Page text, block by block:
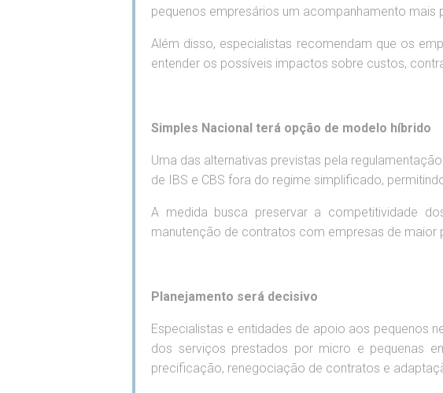
pequenos empresários um acompanhamento
Além disso, especialistas recomendam que os
entender os possíveis impactos sobre custos,
Simples Nacional terá opção de modelo híbrido
Uma das alternativas previstas pela
de IBS e CBS fora do regime simplificado,
A medida busca preservar a competitividade
manutenção de contratos com empresas de maior
Planejamento será decisivo
Especialistas e entidades de apoio aos pequenos
dos serviços prestados por micro e pequenas
precificação, renegociação de contratos e